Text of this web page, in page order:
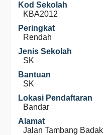
Kod Sekolah
KBA2012
Peringkat
Rendah
Jenis Sekolah
SK
Bantuan
SK
Lokasi Pendaftaran
Bandar
Alamat
Jalan Tambang Badak